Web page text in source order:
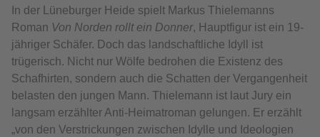
In der Lüneburger Heide spielt Markus Thielemanns
Roman Von Norden rollt ein Donner, Hauptfigur ist ein 19-
jähriger Schäfer. Doch das landschaftliche Idyll ist
trügerisch. Nicht nur Wölfe bedrohen die Existenz des
Schafhirten, sondern auch die Schatten der Vergangenheit
belasten den jungen Mann. Thielemann ist laut Jury ein
langsam erzählter Anti-Heimatroman gelungen. Er erzählt
„von den Verstrickungen zwischen Idylle und Ideologien